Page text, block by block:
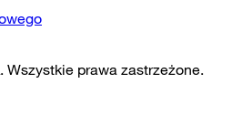
Wszystkie prawa zastrzeżone.